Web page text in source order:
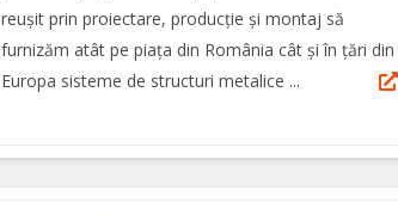
reușit prin proiectare, producție și montaj să
furnizăm atât pe piața din România cât și în țări din
Europa sisteme de structuri metalice ...